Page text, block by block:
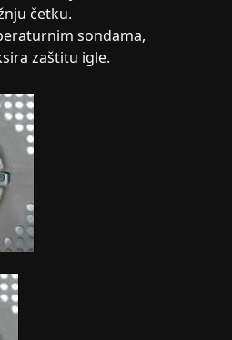
četku.
sondama,
zaštitu igle.